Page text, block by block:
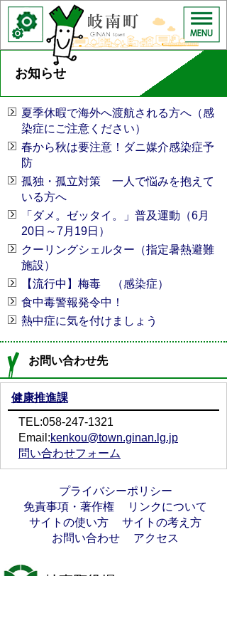
お知らせ
夏季休暇で海外へ渡航される方へ（感
染症にご注意ください）
春から秋は要注意！ダニ媒介感染症予
防
孤独・孤立対策 一人で悩みを抱えて
いる方へ
「ダメ。ゼッタイ。」普及運動（6月
20日～7月19日）
クーリングシェルター（指定暑熱避難
施設）
【流行中】梅毒 （感染症）
食中毒警報発令中！
熱中症に気を付けましょう
お問い合わせ先
健康推進課
TEL:058-247-1321
Email:kenkou@town.ginan.lg.jp
問い合わせフォーム
プライバシーポリシー
免責事項・著作権
リンクについて
サイトの使い方
サイトの考え方
お問い合わせ
アクセス